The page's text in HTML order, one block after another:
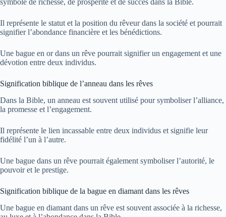
symbole de richesse, de prospérité et de succès dans la Bible.
Il représente le statut et la position du rêveur dans la société et pourrait
signifier l’abondance financière et les bénédictions.
Une bague en or dans un rêve pourrait signifier un engagement et une
dévotion entre deux individus.
Signification biblique de l’anneau dans les rêves
Dans la Bible, un anneau est souvent utilisé pour symboliser l’alliance,
la promesse et l’engagement.
Il représente le lien incassable entre deux individus et signifie leur
fidélité l’un à l’autre.
Une bague dans un rêve pourrait également symboliser l’autorité, le
pouvoir et le prestige.
Signification biblique de la bague en diamant dans les rêves
Une bague en diamant dans un rêve est souvent associée à la richesse,